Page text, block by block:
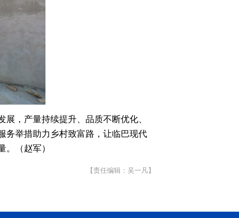
，产量持续提升、品质不断优化、
务举措助力乡村致富路，让临巴现代
（赵军）
【责任编辑：吴一凡】